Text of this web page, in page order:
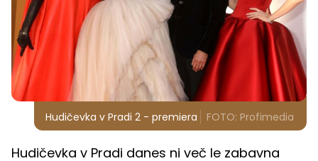
Hudičevka v Pradi 2 - premiera FOTO: Profimedia
Hudičevka v Pradi danes ni več le zabavna